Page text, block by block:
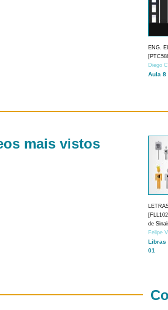
ENG.
Diego
Aula 8
mais vistos
de
Felipe
Libras
01